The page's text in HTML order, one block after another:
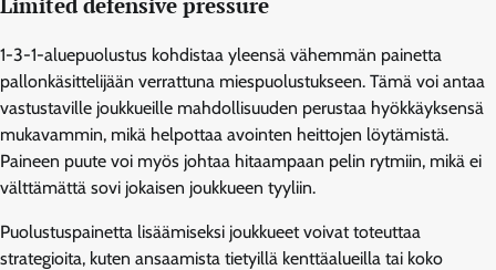
Limited defensive pressure
1-3-1-aluepuolustus kohdistaa yleensä vähemmän painetta
pallonkäsittelijään verrattuna miespuolustukseen. Tämä voi antaa
vastustaville joukkueille mahdollisuuden perustaa hyökkäyksensä
mukavammin, mikä helpottaa avointen heittojen löytämistä.
Paineen puute voi myös johtaa hitaampaan pelin rytmiin, mikä ei
välttämättä sovi jokaisen joukkueen tyyliin.
Puolustuspainetta lisäämiseksi joukkueet voivat toteuttaa
strategioita, kuten ansaamista tietyillä kenttäalueilla tai koko